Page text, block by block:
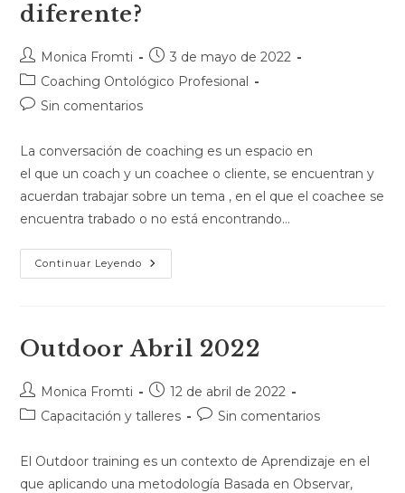
diferente?
Monica Fromti
3 de mayo de 2022
Coaching Ontológico Profesional
Sin comentarios
La conversación de coaching es un espacio en
el que un coach y un coachee o cliente, se encuentran y
acuerdan trabajar sobre un tema , en el que el coachee se
encuentra trabado o no está encontrando…
Continuar Leyendo
Outdoor Abril 2022
Monica Fromti
12 de abril de 2022
Capacitación y talleres
Sin comentarios
El Outdoor training es un contexto de Aprendizaje en el
que aplicando una metodología Basada en Observar,